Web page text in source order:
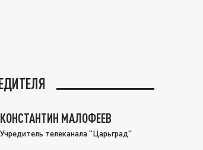
КОНСТАНТИН МАЛОФЕЕВ
Учредитель телеканала "Царьград"